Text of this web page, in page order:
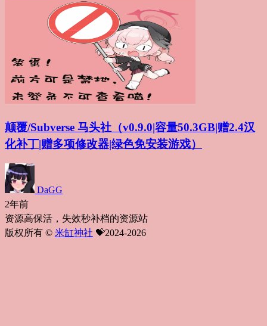
颠覆/Subverse 马头社（v0.9.0|容量50.3GB|赠2.4汉
化补丁|赠多项修改器|绿色免安装游戏）
DaGG
2年前
资源高保活，失效秒补档的资源站
版权所有 © 米缸神社 💝2024-2026